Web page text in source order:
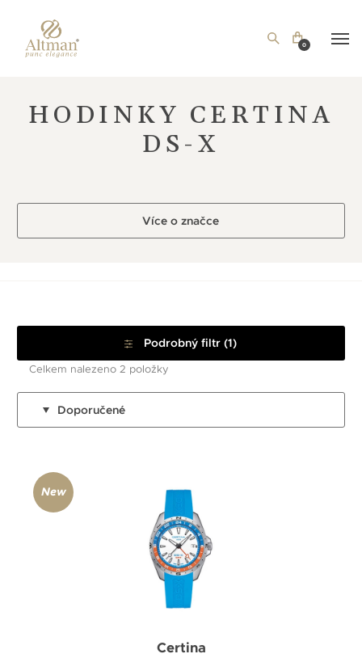
0
HODINKY CERTINA
DS-X
Více o značce
Podrobný filtr (1)
Celkem nalezeno 2 položky
Doporučené
Certina
New